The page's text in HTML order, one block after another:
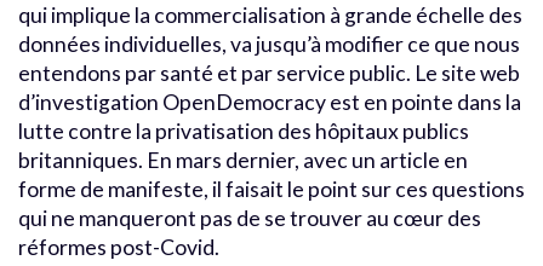
qui implique la commercialisation à grande échelle des
données individuelles, va jusqu’à modifier ce que nous
entendons par santé et par service public. Le site web
d’investigation OpenDemocracy est en pointe dans la
lutte contre la privatisation des hôpitaux publics
britanniques. En mars dernier, avec un article en
forme de manifeste, il faisait le point sur ces questions
qui ne manqueront pas de se trouver au cœur des
réformes post-Covid.